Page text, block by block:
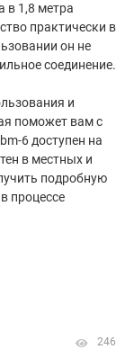
в 1,8 метра
практически в
он не
соединение.
и
поможет вам с
6 доступен на
в местных и
подробную
процессе
246